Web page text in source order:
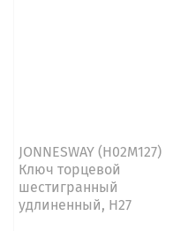
JONNESWAY (H02M127)
Ключ торцевой
шестигранный
удлиненный, H27